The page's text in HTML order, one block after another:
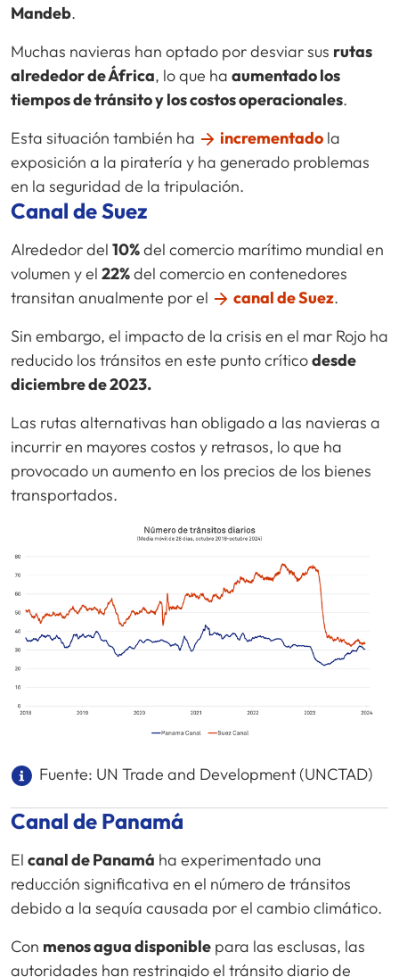
Mandeb.
Muchas navieras han optado por desviar sus rutas
alrededor de África, lo que ha aumentado los
tiempos de tránsito y los costos operacionales.
Esta situación también ha
incrementado la
exposición a la piratería y ha generado problemas
en la seguridad de la tripulación.
Canal de Suez
Alrededor del 10%del comercio marítimo mundial en
volumen y el 22%del comercio en contenedores
transitan anualmente por el
canal de Suez.
Sin embargo, el impacto de la crisis en el mar Rojo ha
reducido los tránsitos en este punto críticodesde
diciembre de 2023.
Las rutas alternativas han obligado a las navieras a
incurrir en mayores costos y retrasos, lo que ha
provocado un aumento en los precios de los bienes
transportados.
Fuente: UN Trade and Development (UNCTAD)
Canal de Panamá
El canal de Panamá ha experimentado una
reducción significativa en el número de tránsitos
debido a la sequía causada por el cambio climático.
Con menos agua disponible para las esclusas, las
autoridades han restringido el tránsito diario de